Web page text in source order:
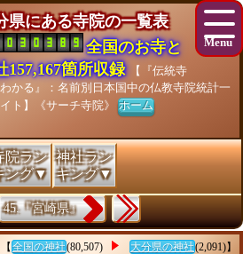
県にある寺院の一覧表
全国のお寺と
157,167箇所収録
【『伝統寺
かる』：名前別日本国中の仏教寺院統計一
ト】《サーチ寺院》ホーム
院ラン
ング▼
神社ラン
キング▼
45.『宮崎県』
全国の神社(80,507) 大分県の神社(2,091)】